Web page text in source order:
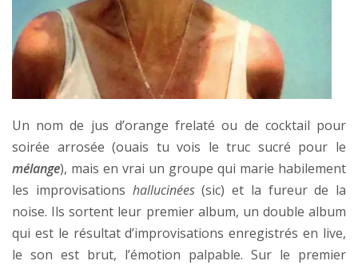
Un nom de jus d’orange frelaté ou de cocktail pour
soirée arrosée (ouais tu vois le truc sucré pour le
mélange), mais en vrai un groupe qui marie habilement
les improvisations hallucinées(sic) et la fureur de la
noise. Ils sortent leur premier album, un double album
qui est le résultat d’improvisations enregistrés en live,
le son est brut, l’émotion palpable. Sur le premier